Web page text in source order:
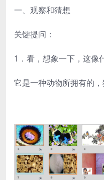
一、观察和猜想
关键提问：
1．看，想象一下，这像
它是一种动物所拥有的